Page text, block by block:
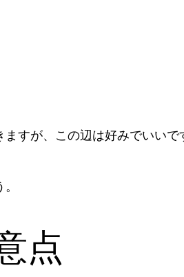
すが、この辺は好みでいいで
点